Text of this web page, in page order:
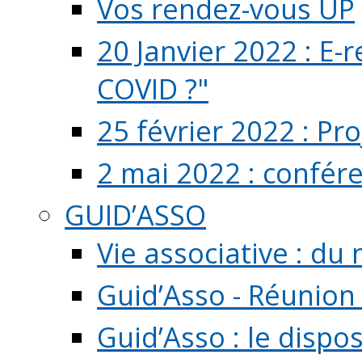
Vos rendez-vous UP
20 Janvier 2022 :
COVID ?"
25 février 2022 :
2 mai 2022 :
GUID’ASSO
Vie associative : du
Guid’Asso -
Guid’Asso : le